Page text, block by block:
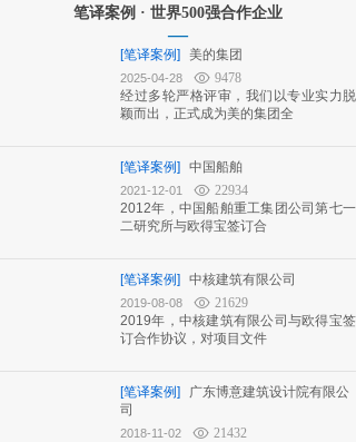
[笔译案例] 美的集团
2025-04-28
9478
经过多轮严格评审，我们以专业实力脱
颖而出，正式成为美的集团全
[笔译案例] 中国船舶
2021-12-01
22934
2012年，中国船舶重工集团公司第七一
二研究所与欧得宝签订合
[笔译案例] 中核建筑有限公司
2019-08-08
21629
2019年，中核建筑有限公司与欧得宝签
订合作协议，对项目文件
[笔译案例]
广东博意建筑设计院有限公
司
2018-11-02
21432
笔译案例 · 世界500强合作企业
—